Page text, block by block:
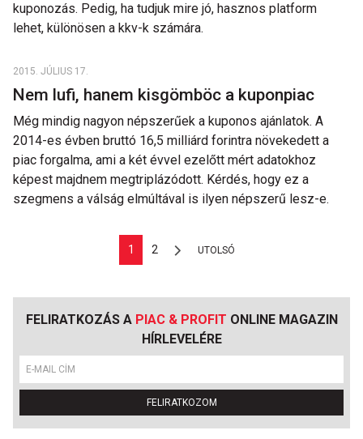
kuponozás. Pedig, ha tudjuk mire jó, hasznos platform
lehet, különösen a kkv-k számára.
2015. JÚLIUS 17.
Nem lufi, hanem kisgömböc a kuponpiac
Még mindig nagyon népszerűek a kuponos ajánlatok. A
2014-es évben bruttó 16,5 milliárd forintra növekedett a
piac forgalma, ami a két évvel ezelőtt mért adatokhoz
képest majdnem megtriplázódott. Kérdés, hogy ez a
szegmens a válság elmúltával is ilyen népszerű lesz-e.
1 2 UTOLSÓ
FELIRATKOZÁS A PIAC & PROFIT ONLINE MAGAZIN
HÍRLEVELÉRE
FELIRATKOZOM